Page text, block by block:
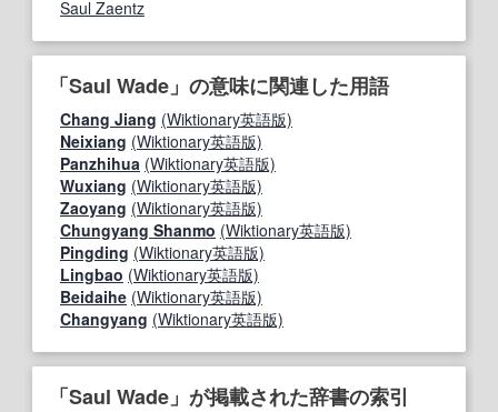
Saul Zaentz
「Saul Wade」の意味に関連した用語
Chang Jiang (Wiktionary英語版)
Neixiang (Wiktionary英語版)
Panzhihua (Wiktionary英語版)
Wuxiang (Wiktionary英語版)
Zaoyang (Wiktionary英語版)
Chungyang Shanmo (Wiktionary英語版)
Pingding (Wiktionary英語版)
Lingbao (Wiktionary英語版)
Beidaihe (Wiktionary英語版)
Changyang (Wiktionary英語版)
「Saul Wade」が掲載された辞書の索引